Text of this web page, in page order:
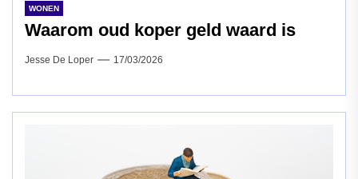
WONEN
Waarom oud koper geld waard is
Jesse De Loper 17/03/2026